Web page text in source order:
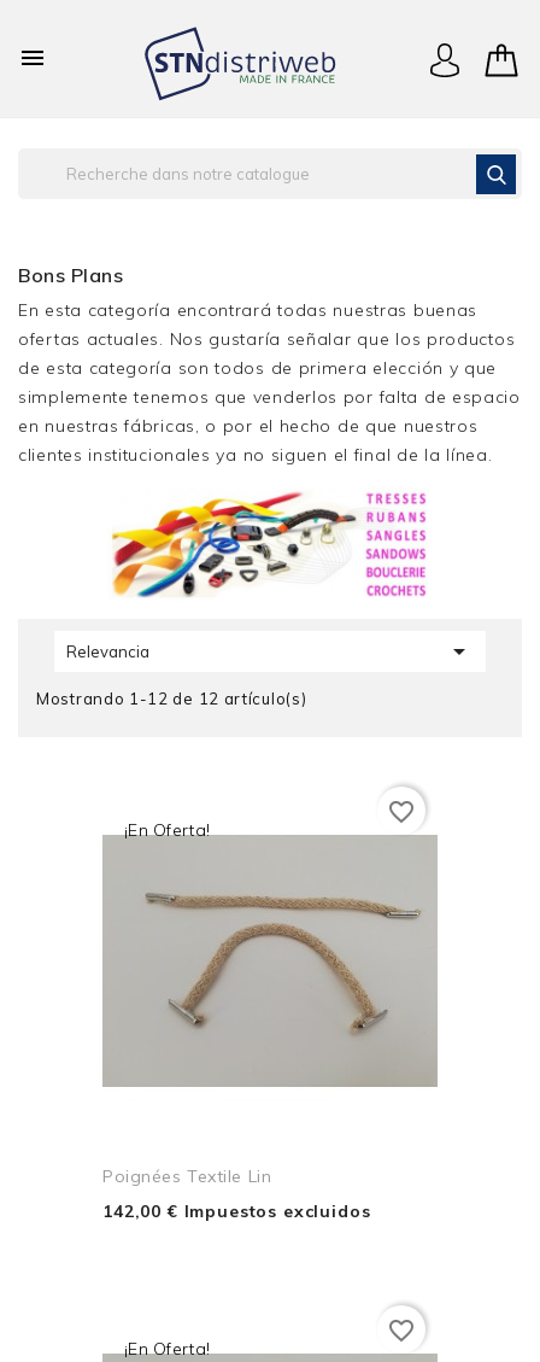

Bons Plans
En esta categoría encontrará todas nuestras buenas
ofertas actuales. Nos gustaría señalar que los productos
de esta categoría son todos de primera elección y que
simplemente tenemos que venderlos por falta de espacio
en nuestras fábricas, o por el hecho de que nuestros
clientes institucionales ya no siguen el final de la línea.
Relevancia 
Mostrando 1-12 de 12 artículo(s)
¡En Oferta!
Poignées Textile Lin
142,00 € Impuestos excluidos
favorite_border
¡En Oferta!
favorite_border